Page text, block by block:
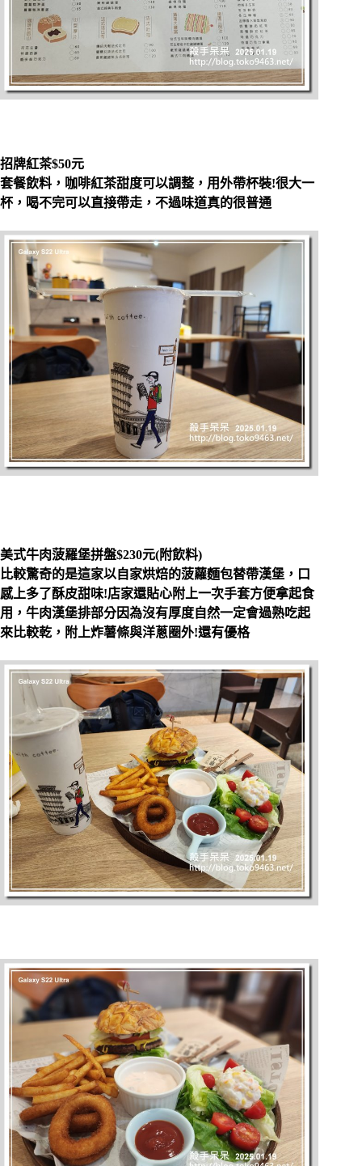
招牌紅茶$50元
套餐飲料，咖啡紅茶甜度可以調整，用外帶杯裝!很大一
杯，喝不完可以直接帶走，不過味道真的很普通
美式牛肉菠羅堡拼盤$230元(附飲料)
比較驚奇的是這家以自家烘焙的菠蘿麵包替帶漢堡，口
感上多了酥皮甜味!店家還貼心附上一次手套方便拿起食
用，牛肉漢堡排部分因為沒有厚度自然一定會過熟吃起
來比較乾，附上炸薯條與洋蔥圈外!還有優格